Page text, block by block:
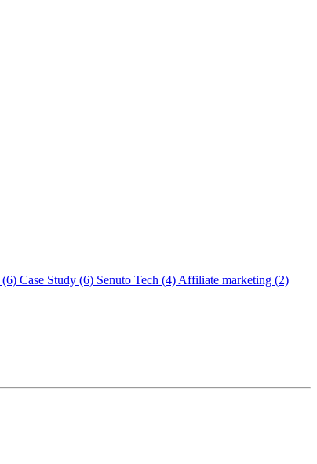
(6) Case Study (6) Senuto Tech (4) Affiliate marketing (2)